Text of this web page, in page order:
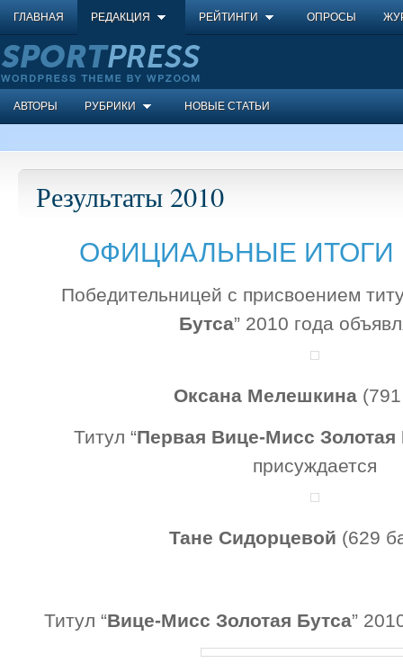
ГЛАВНАЯ РЕДАКЦИЯ РЕЙТИНГИ ОПРОСЫ
АВТОРЫ РУБРИКИ НОВЫЕ СТАТЬИ
Результаты 2010
ОФИЦИАЛЬНЫЕ ИТОГИ
Победительницей с присвоением
Бутса” 2010 года
Оксана Мелешкина
Титул “Первая Вице-Мисс Золотая
присуждается
Тане Сидорцевой (629
Титул “Вице-Мисс Золотая Бутса”